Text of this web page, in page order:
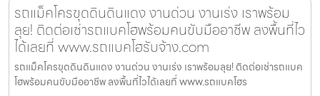
รถแม็คโครขุดดินดินแดง งานด่วน งานเร่ง เราพร้อม
ลุย! ติดต่อเช่ารถแบคโฮพร้อมคนขับมืออาชีพ ลงพื้นที่ไว
ได้เลยที่ www.รถแบคโฮรับจ้าง.com
รถแม็คโครขุดดินดินแดง งานด่วน งานเร่ง เราพร้อมลุย! ติดต่อเช่ารถแบค
โฮพร้อมคนขับมืออาชีพ ลงพื้นที่ไวได้เลยที่ www.รถแบคโฮร